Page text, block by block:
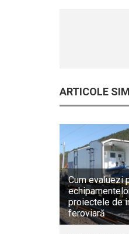
ARTICOLE
Cum evaluezi
proiectele de
feroviară